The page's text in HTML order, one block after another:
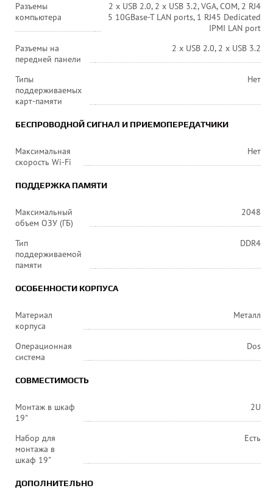
Разъемы
компьютера
2 х USB 2.0, 2 х USB 3.2, VGA, COM, 2 RJ4
5 10GBase-T LAN ports, 1 RJ45 Dedicated
IPMI LAN port
Разъемы на
передней панели
2 х USB 2.0, 2 х USB 3.2
Типы
поддерживаемых
карт-памяти
Нет
БЕСПРОВОДНОЙ СИГНАЛ И ПРИЕМОПЕРЕДАТЧИКИ
Максимальная
скорость Wi-Fi
Нет
ПОДДЕРЖКА ПАМЯТИ
Максимальный
объем ОЗУ (ГБ)
2048
Тип
поддерживаемой
памяти
DDR4
ОСОБЕННОСТИ КОРПУСА
Материал
корпуса
Металл
Операционная
система
Dos
СОВМЕСТИМОСТЬ
Монтаж в шкаф
19"
2U
Набор для
монтажа в
шкаф 19"
Есть
ДОПОЛНИТЕЛЬНО